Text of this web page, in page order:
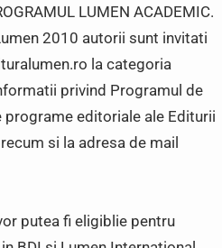
LUMEN ACADEMIC.
2010 autorii sunt invitati
la categoria
privind Programul de
editoriale ale Editurii
si la adresa de mail
putea fi eligiblie pentru